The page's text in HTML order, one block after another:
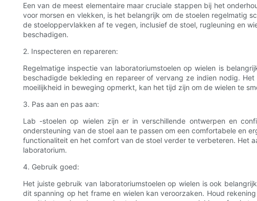
Een van de meest elementaire maar cruciale stappen bij het
voor morsen en vlekken, is het belangrijk om de stoelen regelmatig
de stoeloppervlakken af ​​te vegen, inclusief de stoel, rugleuning en
beschadigen.
2. Inspecteren en repareren:
Regelmatige inspectie van laboratoriumstoelen op wielen is
beschadigde bekleding en repareer of vervang ze indien nodig.
moeilijkheid in beweging opmerkt, kan het tijd zijn om de wielen te
3. Pas aan en pas aan:
Lab -stoelen op wielen zijn er in verschillende ontwerpen en
ondersteuning van de stoel aan te passen om een ​​comfortabele en
functionaliteit en het comfort van de stoel verder te verbeteren. Het
laboratorium.
4. Gebruik goed:
Het juiste gebruik van laboratoriumstoelen op wielen is ook
dit spanning op het frame en wielen kan veroorzaken. Houd